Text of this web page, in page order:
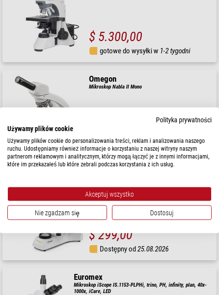
$ 5.300,00
gotowe do wysyłki w 1-2 tygodni
Omegon
Mikroskop Nabla II Mono
$ 249,00
gotowe do wysyłki w 24 godziny
Mikroskop Nabla II Bino
$ 299,00
Dostępny od25.08.2026
Euromex
Mikroskop iScope IS.1153-PLPHi, trino, PH, infinity, plan, 40x-
1000x, iCare, LED
Polityka prywatności
Używamy plików cookie
Używamy plików cookie do personalizowania treści, reklam i analizowania naszego
ruchu. Udostępniamy również informacje o korzystaniu z naszej witryny naszym
partnerom reklamowym i analitycznym, którzy mogą łączyć je z innymi informacjami,
które im przekazałeś lub które zebrali podczas korzystania z ich usług.
Akceptuj wszystko
Nie zgadzam się Dostosuj